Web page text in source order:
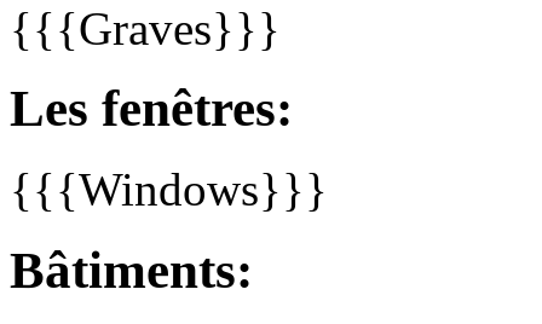
{{{Graves}}}
Les fenêtres:
{{{Windows}}}
Bâtiments: